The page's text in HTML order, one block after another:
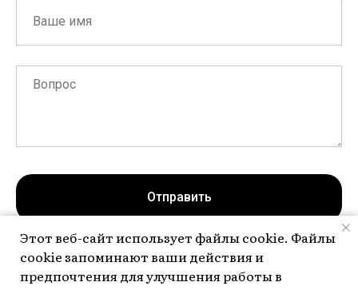
Отправить
Нажимая на кнопку, вы даете согласие на обработку персональных
данных и соглашаетесь cполитикой конфиденциальности
Этот веб-сайт использует файлы cookie. Файлы
cookie запоминают ваши действия и
предпочтения для улучшения работы в